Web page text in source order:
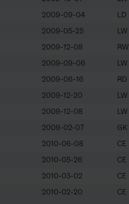
2009-09-04 LD
2009-05-25 LW
2009-12-08 RW
2009-09-06 LW
2009-06-16 RD
2009-12-20 LW
2009-12-08 LW
2009-02-07 GK
2010-06-08 CE
2010-05-26 CE
2010-03-02 CE
2010-02-20 CE